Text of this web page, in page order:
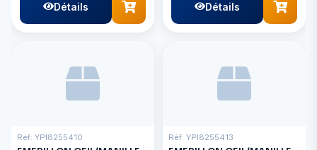
Détails Détails
Réf: YPI8255410 Réf: YPI8255413